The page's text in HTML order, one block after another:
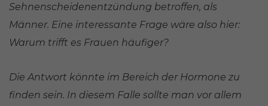
Sehnenscheidenentzündung betroffen, als
Männer. Eine interessante Frage wäre also hier:
Warum trifft es Frauen häufiger?
Die Antwort könnte im Bereich der Hormone zu
finden sein. In diesem Falle sollte man vor allem